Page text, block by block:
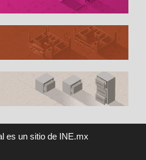
es un sitio de INE.mx